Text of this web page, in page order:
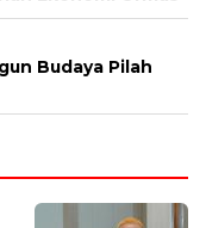
Budaya Pilah